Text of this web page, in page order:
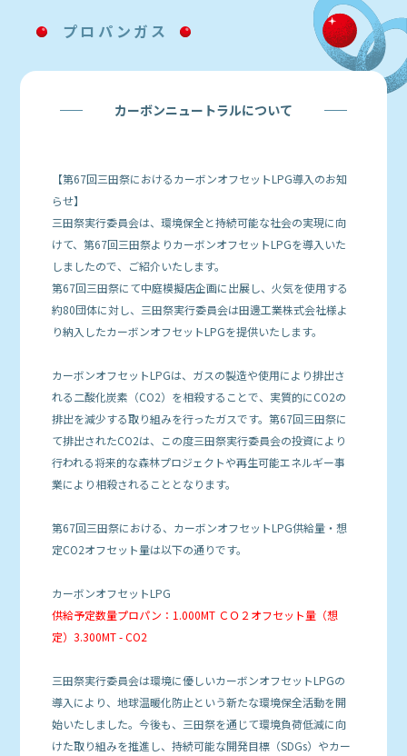
プロパンガス
カーボンニュートラルについて
【第67回三田祭におけるカーボンオフセットLPG導入のお知
らせ】
三田祭実行委員会は、環境保全と持続可能な社会の実現に向
けて、第67回三田祭よりカーボンオフセットLPGを導入いた
しましたので、ご紹介いたします。
第67回三田祭にて中庭模擬店企画に出展し、火気を使用する
約80団体に対し、三田祭実行委員会は田邊工業株式会社様よ
り納入したカーボンオフセットLPGを提供いたします。
カーボンオフセットLPGは、ガスの製造や使用により排出さ
れる二酸化炭素（CO2）を相殺することで、実質的にCO2の
排出を減少する取り組みを行ったガスです。第67回三田祭に
て排出されたCO2は、この度三田祭実行委員会の投資により
行われる将来的な森林プロジェクトや再生可能エネルギー事
業により相殺されることとなります。
第67回三田祭における、カーボンオフセットLPG供給量・想
定CO2オフセット量は以下の通りです。
カーボンオフセットLPG
供給予定数量プロパン：1.000MT ＣＯ２オフセット量（想
定）3.300MT - CO2
三田祭実行委員会は環境に優しいカーボンオフセットLPGの
導入により、地球温暖化防止という新たな環境保全活動を開
始いたしました。今後も、三田祭を通じて環境負荷低減に向
けた取り組みを推進し、持続可能な開発目標（SDGs）やカー